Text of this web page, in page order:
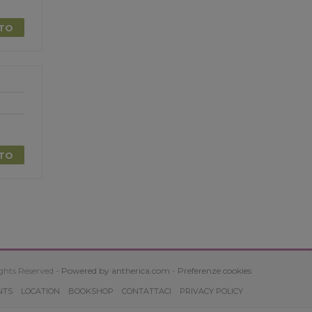
Reserved - Powered by antherica.com - Preferenze cookies
LOCATION BOOKSHOP CONTATTACI PRIVACY POLICY